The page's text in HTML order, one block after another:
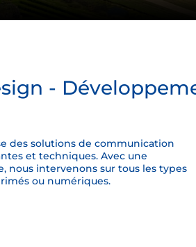
-
des solutions de communication
et techniques. Avec une
nous intervenons sur tous les types
ou numériques.